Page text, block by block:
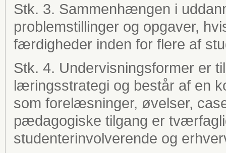
Stk. 3. Sammenhængen i
problemstillinger og opgaver,
færdigheder inden for flere af
Stk. 4. Undervisningsformer er
læringsstrategi og består af en
som forelæsninger, øvelser,
pædagogiske tilgang er
studenterinvolverende og